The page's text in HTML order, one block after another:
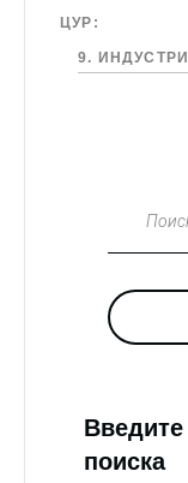
ЦУР:
9.
поиска